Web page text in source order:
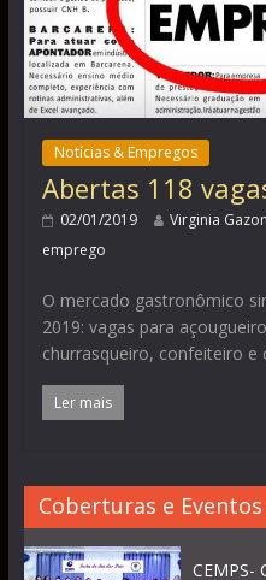
Notícias & Empregos
Abertas 118
02/01/2019 Virginia
emprego
O mercado gastronômico
2019: vagas para
churrasqueiro, confeiteiro e
Ler mais
Coberturas e Eventos
CEMPS-